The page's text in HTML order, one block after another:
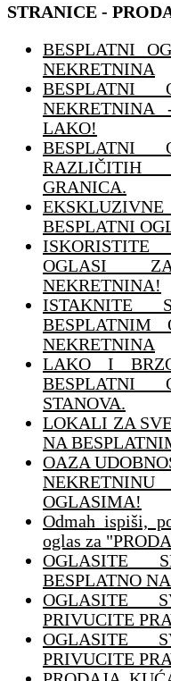
STRANICE -
BESPLATNI
NEKRETNINA
BESPLATNI
LAKO!
BESPLATNI
GRANICA.
BESPLATNI
OGLASI
NEKRETNINA!
BESPLATNIM
NEKRETNINA
LAKO I
BESPLATNI
STANOVA.
LOKALI ZA
NA
OAZA
OGLASIMA!
Odmah ispiši,
oglas za
OGLASITE
BESPLATNO
OGLASITE
PRIVUCITE
OGLASITE
PRIVUCITE